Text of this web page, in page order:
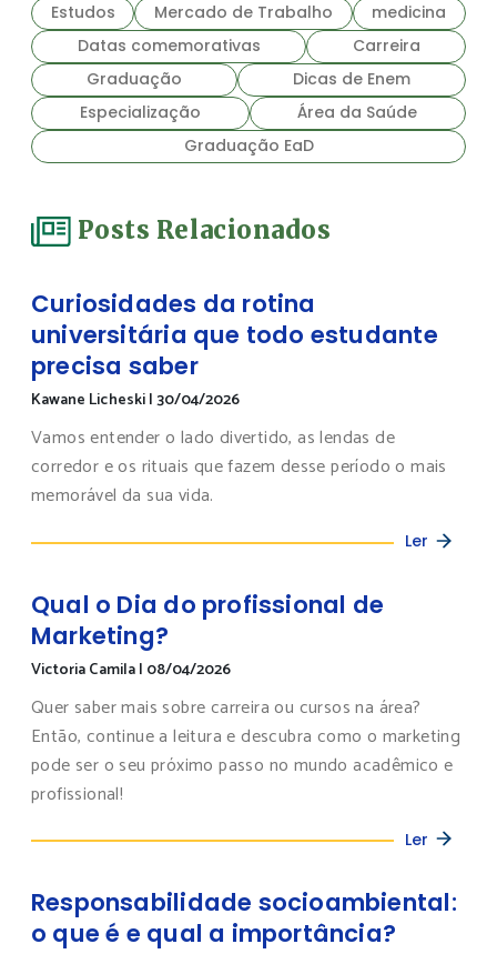
Estudos Mercado de Trabalho
medicina
Datas comemorativas
Carreira
Graduação
Dicas de Enem
Especialização
Área da Saúde
Graduação EaD
Posts Relacionados
Curiosidades da rotina
universitária que todo estudante
precisa saber
Kawane Licheski|30/04/2026
Vamos entender o lado divertido, as lendas de
corredor e os rituais que fazem desse período o mais
memorável da sua vida.
Ler
Qual o Dia do profissional de
Marketing?
Victoria Camila| 08/04/2026
Quer saber mais sobre carreira ou cursos na área?
Então, continue a leitura e descubra como o marketing
pode ser o seu próximo passo no mundo acadêmico e
profissional!
Ler
Responsabilidade socioambiental:
o que é e qual a importância?